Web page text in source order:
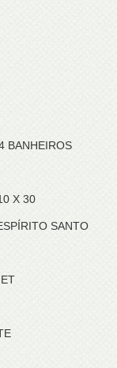
BANHEIROS
X 30
SANTO